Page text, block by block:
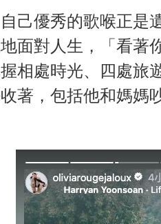
己優秀的歌喉正是
面對人生，「看著
相處時光、四處旅
著，包括他和媽媽